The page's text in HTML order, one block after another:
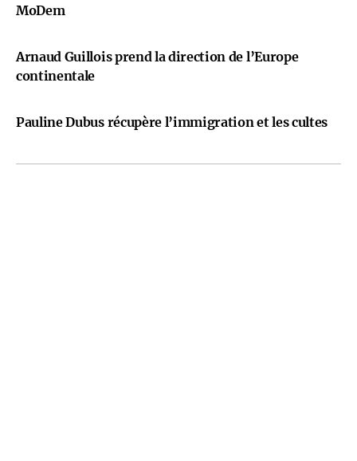
MoDem
Arnaud Guillois prend la direction de l’Europe
continentale
Pauline Dubus récupère l’immigration et les cultes